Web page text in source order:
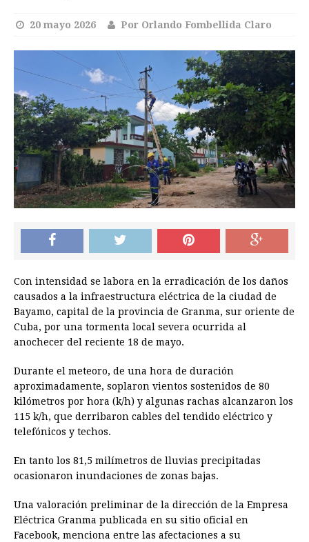
20 mayo 2026 Por Orlando Fombellida Claro
Con intensidad se labora en la erradicación de los daños
causados a la infraestructura eléctrica de la ciudad de
Bayamo, capital de la provincia de Granma, sur oriente de
Cuba, por una tormenta local severa ocurrida al
anochecer del reciente 18 de mayo.
Durante el meteoro, de una hora de duración
aproximadamente, soplaron vientos sostenidos de 80
kilómetros por hora (k/h) y algunas rachas alcanzaron los
115 k/h, que derribaron cables del tendido eléctrico y
telefónicos y techos.
En tanto los 81,5 milímetros de lluvias precipitadas
ocasionaron inundaciones de zonas bajas.
Una valoración preliminar de la dirección de la Empresa
Eléctrica Granma publicada en su sitio oficial en
Facebook, menciona entre las afectaciones a su